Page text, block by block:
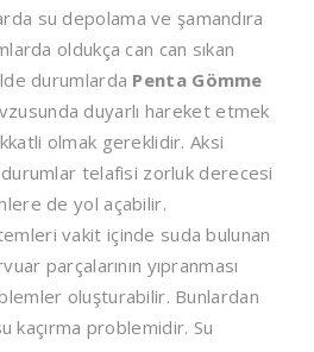
su depolama ve şamandıra
oldukça can can sıkan
durumlarda Penta Gömme
duyarlı hareket etmek
olmak gereklidir. Aksi
telafisi zorluk derecesi
de yol açabilir.
vakit içinde suda bulunan
parçalarının yıpranması
oluşturabilir. Bunlardan
kaçırma problemidir. Su